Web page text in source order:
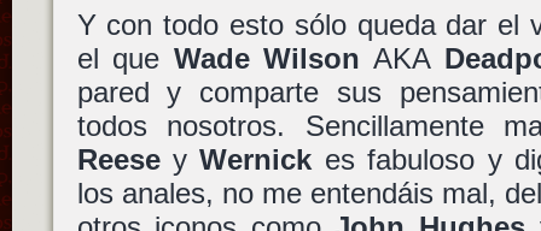
Y con todo esto sólo queda dar el
el que Wade Wilson AKA
pared y comparte sus
todos nosotros. Sencillamente
ReeseyWernick es fabuloso y
los anales, no me entendáis mal,